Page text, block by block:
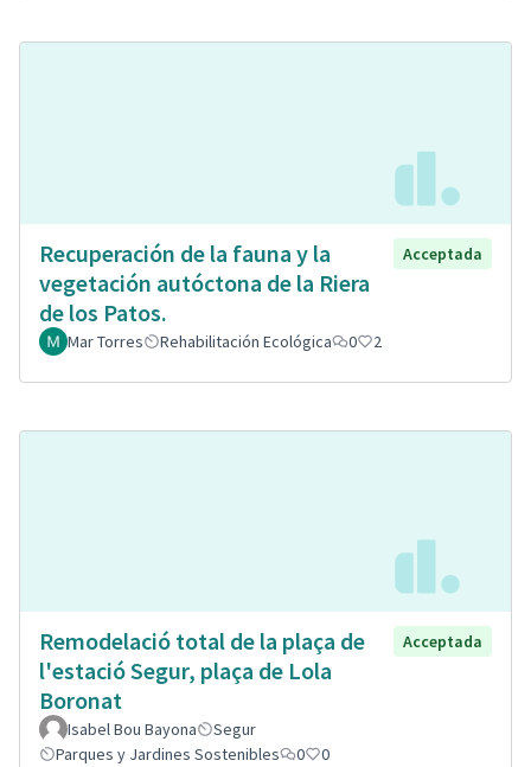
Recuperación de la fauna y la
vegetación autóctona de la Riera
de los Patos.
Acceptada
Mar Torres Rehabilitación Ecológica 0 2
Remodelació total de la plaça de
l'estació Segur, plaça de Lola
Boronat
Acceptada
Isabel Bou Bayona
Segur
Parques y Jardines Sostenibles
0 0